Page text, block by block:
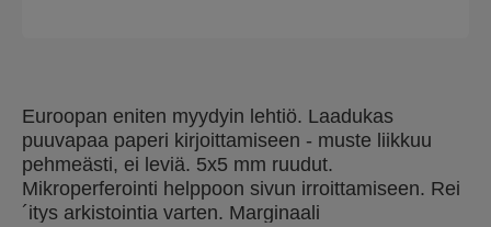
Euroopan eniten myydyin lehtiö. Laadukas
puuvapaa paperi kirjoittamiseen - muste liikkuu
pehmeästi, ei leviä. 5x5 mm ruudut.
Mikroperferointi helppoon sivun irroittamiseen. Rei
´itys arkistointia varten. Marginaali